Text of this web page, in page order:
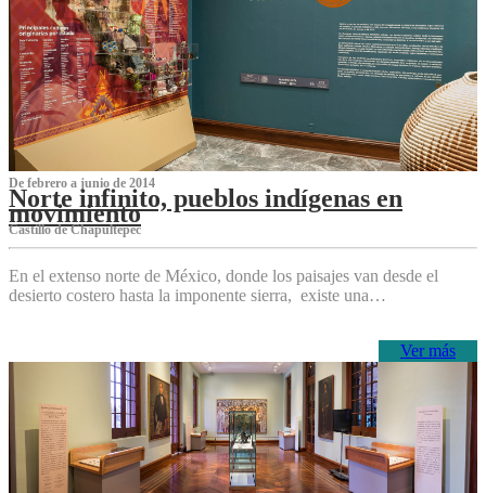
De febrero a junio de 2014
Norte infinito, pueblos indígenas en
movimiento
Castillo de Chapultepec
En el extenso norte de México, donde los paisajes van desde el
desierto costero hasta la imponente sierra, existe una…
Ver más